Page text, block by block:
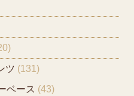
ツ (131)
ベース (43)